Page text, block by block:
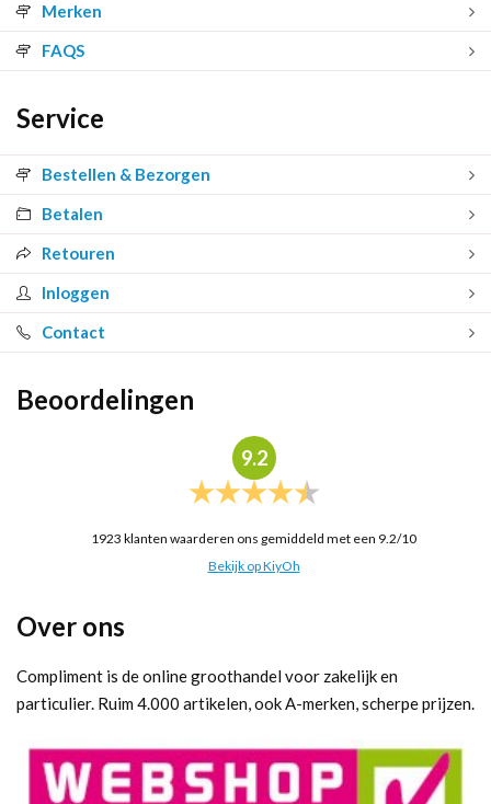
Merken
FAQS
Service
Bestellen & Bezorgen
Betalen
Retouren
Inloggen
Contact
Beoordelingen
9.2
1923 klanten waarderen ons gemiddeld met een 9.2/10
Bekijk op KiyOh
Over ons
Compliment is de online groothandel voor zakelijk en
particulier. Ruim 4.000 artikelen, ook A-merken, scherpe prijzen.